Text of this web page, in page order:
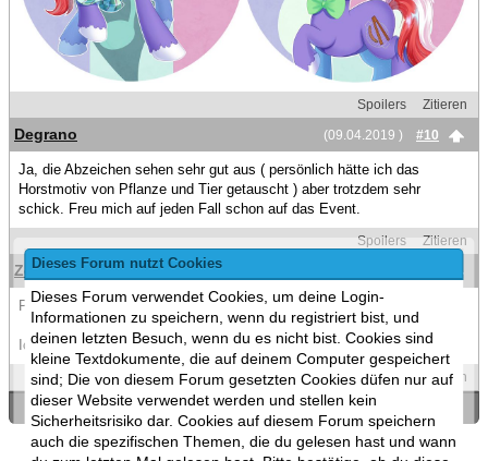
Dieses Forum nutzt Cookies
Dieses Forum verwendet Cookies, um deine Login-
Informationen zu speichern, wenn du registriert bist, und
deinen letzten Besuch, wenn du es nicht bist. Cookies sind
kleine Textdokumente, die auf deinem Computer gespeichert
sind; Die von diesem Forum gesetzten Cookies düfen nur auf
dieser Website verwendet werden und stellen kein
Sicherheitsrisiko dar. Cookies auf diesem Forum speichern
auch die spezifischen Themen, die du gelesen hast und wann
Spoilers
Zitieren
(09.04.2019 )
#10
Degrano
Ja, die Abzeichen sehen sehr gut aus ( persönlich hätte ich das
Horstmotiv von Pflanze und Tier getauscht ) aber trotzdem sehr
schick. Freu mich auf jeden Fall schon auf das Event.
Spoilers
Zitieren
Zecora95
Pflanzen vor!
Ich freu mich schon ^^
Spoilers Zitieren
« Ein Thema zurück|Ein Thema vor »